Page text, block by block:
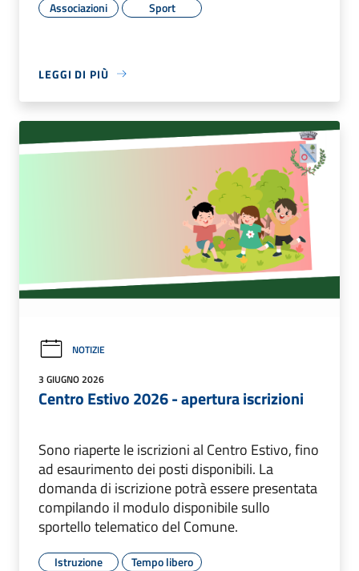
Associazioni Sport
LEGGI DI PIÙ
NOTIZIE
3 GIUGNO 2026
Centro Estivo 2026 - apertura iscrizioni
Sono riaperte le iscrizioni al Centro Estivo, fino
ad esaurimento dei posti disponibili. La
domanda di iscrizione potrà essere presentata
compilando il modulo disponibile sullo
sportello telematico del Comune.
Istruzione Tempo libero